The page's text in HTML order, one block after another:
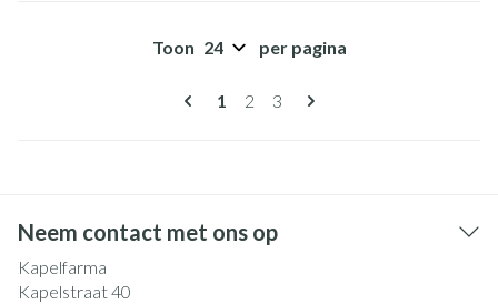
Pagina's
U lees momenteel pagina
1 Pagina
2 Pagina
3
Toon per pagina
Neem contact met ons op
Kapelfarma
Kapelstraat 40